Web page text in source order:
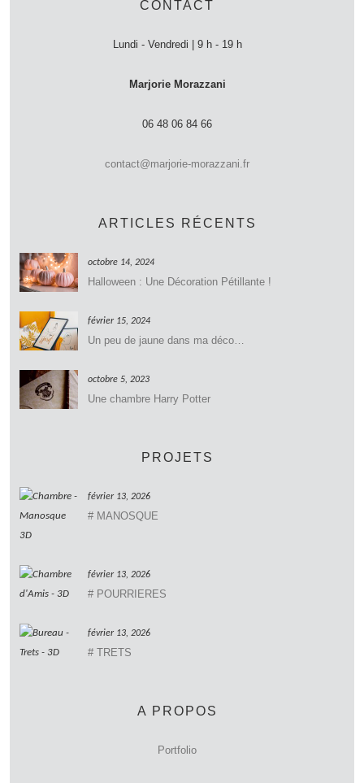
CONTACT
Lundi - Vendredi | 9 h - 19 h
Marjorie Morazzani
06 48 06 84 66
contact@marjorie-morazzani.fr
ARTICLES RÉCENTS
octobre 14, 2024
Halloween : Une Décoration Pétillante !
février 15, 2024
Un peu de jaune dans ma déco…
octobre 5, 2023
Une chambre Harry Potter
PROJETS
février 13, 2026
# MANOSQUE
février 13, 2026
# POURRIERES
février 13, 2026
# TRETS
A PROPOS
Portfolio